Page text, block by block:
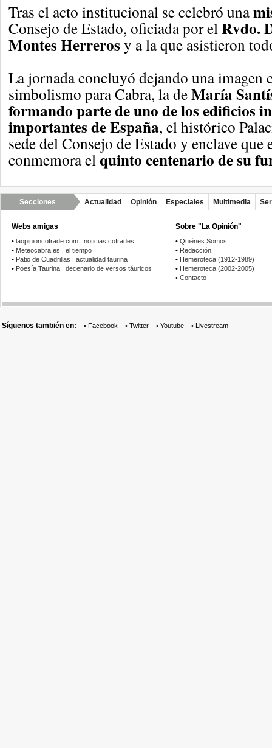
Tras el acto institucional se celebró una
Consejo de Estado, oficiada por elRvdo.
Montes Herreros y a la que asistieron
La jornada concluyó dejando una imagen
simbolismo para Cabra, la deMaría
formando parte de uno de los edificios
importantes de España, el histórico
sede del Consejo de Estado y enclave que
conmemora elquinto centenario de su
Secciones Actualidad Opinión Especiales Multimedia
Webs amigas
• laopinioncofrade.com | noticias cofrades
• Meteocabra.es | el tiempo
• Patio de Cuadrillas | actualidad taurina
• Poesía Taurina | decenario de versos táuricos
Sobre "La Opinión"
• Quiénes Somos
• Redacción
• Hemeroteca (1912-1989)
• Hemeroteca (2002-2005)
• Contacto
Síguenos también en: • Facebook • Twitter • Youtube • Livestream